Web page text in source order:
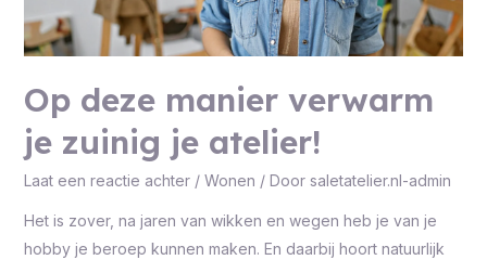
Op deze manier verwarm
je zuinig je atelier!
Laat een reactie achter / Wonen / Door saletatelier.nl-admin
Het is zover, na jaren van wikken en wegen heb je van je
hobby je beroep kunnen maken. En daarbij hoort natuurlijk